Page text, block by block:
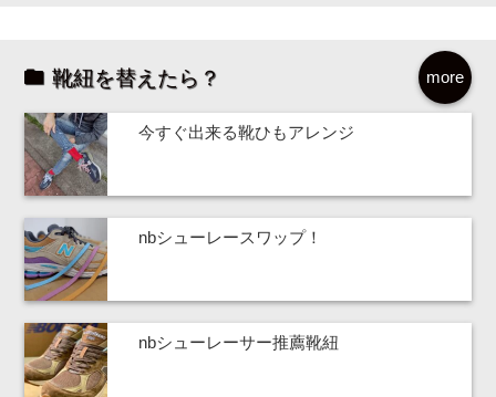
more
靴紐を替えたら？
今すぐ出来る靴ひもアレンジ
nbシューレースワップ！
nbシューレーサー推薦靴紐